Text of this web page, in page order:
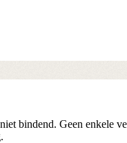
bindend. Geen enkele